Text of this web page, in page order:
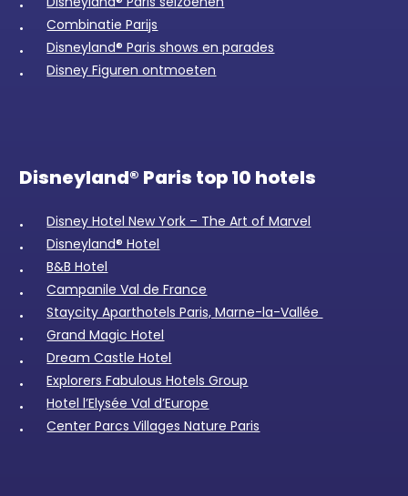
Combinatie Parijs
Disneyland® Paris shows en parades
Disney Figuren ontmoeten
Disneyland® Paris top 10 hotels
Disney Hotel New York – The Art of Marvel
Disneyland® Hotel
B&B Hotel
Campanile Val de France
Staycity Aparthotels Paris, Marne-la-Vallée
Grand Magic Hotel
Dream Castle Hotel
Explorers Fabulous Hotels Group
Hotel l’Elysée Val d’Europe
Center Parcs Villages Nature Paris